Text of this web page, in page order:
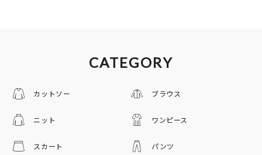
CATEGORY
カットソー ブラウス
ニット ワンピース
スカート パンツ